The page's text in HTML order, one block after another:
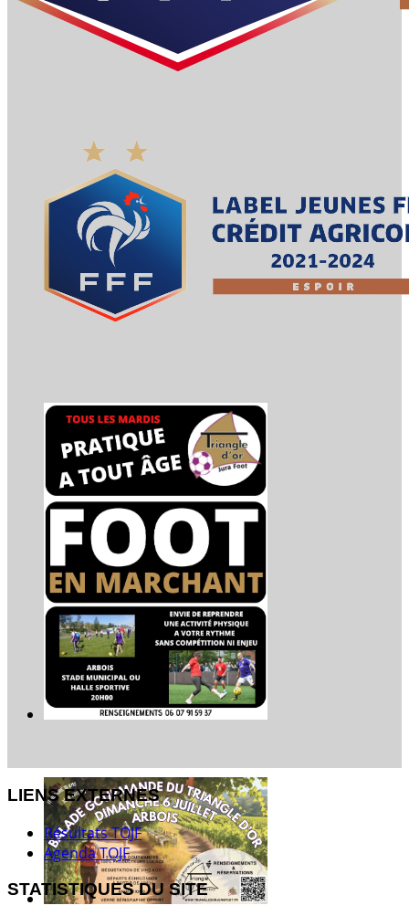
LIENS EXTERNES
Résultats TOJF
Agenda TOJF
STATISTIQUES DU SITE